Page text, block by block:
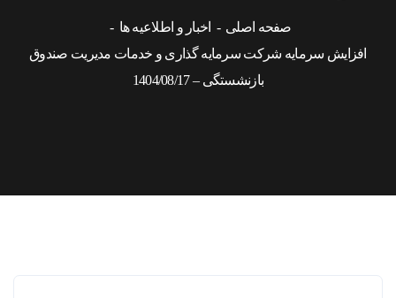
صفحه اصلی
اخبار و اطلاعیه ها
افزایش سرمایه شرکت سرمایه گذاری و خدمات مدیریت صندوق
بازنشستگی – 1404/08/17